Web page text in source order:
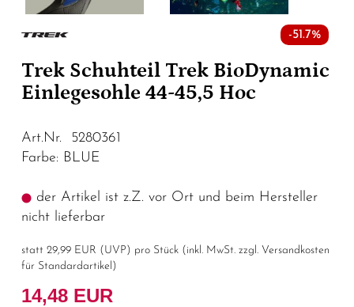
-51.7%
Trek Schuhteil Trek BioDynamic
Einlegesohle 44-45,5 Hoc
Art.Nr. 5280361
Farbe: BLUE
der Artikel ist z.Z. vor Ort und beim Hersteller
nicht lieferbar
statt 29,99 EUR (UVP) pro Stück (inkl. MwSt. zzgl. Versandkosten
für Standardartikel )
14,48 EUR